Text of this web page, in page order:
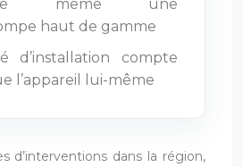
même une
haut de gamme
d’installation compte
l’appareil lui-même
d’interventions dans la région,